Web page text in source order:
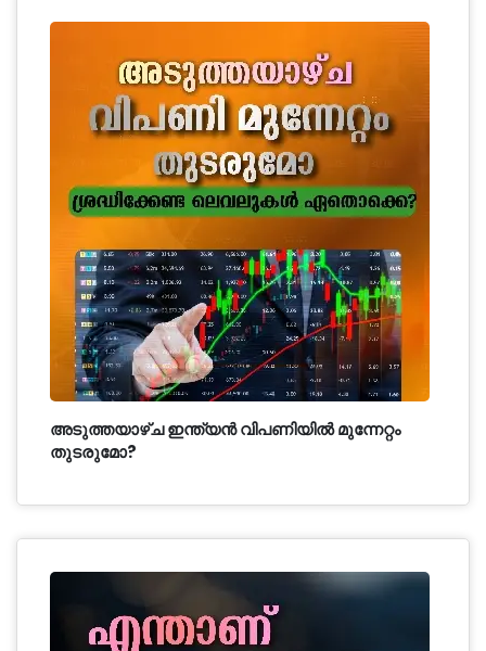
അടുത്തയാഴ്ച ഇന്ത്യൻ വിപണിയിൽ മുന്നേറ്റം
തുടരുമോ?